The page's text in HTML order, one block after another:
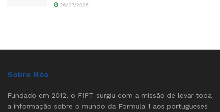
26/07/2026
Sobre Nós
Fundado em 2012, o F1PT surgiu com a missão de levar toda
a informação sobre o mundo da Formula 1 aos portugueses